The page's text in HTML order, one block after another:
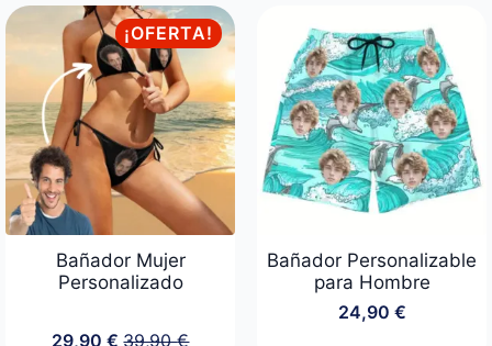
24,90 €.
14,90 €.
¡OFERTA!
Bañador Mujer
Personalizado
39,90€
29,90 €
Bañador Personalizable
para Hombre
24,90 €